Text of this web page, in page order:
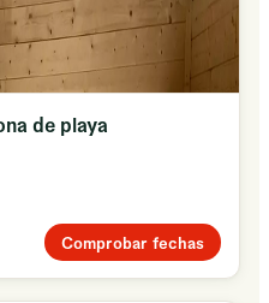
de playa
Comprobar fechas